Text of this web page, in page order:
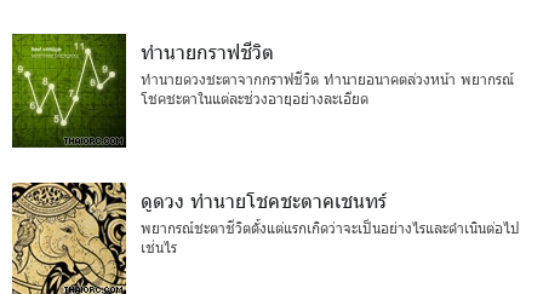
ทำนายกราฟชีวิต
ทำนายดวงชะตาจากกราฟชีวิต ทำนายอนาคตล่วงหน้า พยากรณ์
โชคชะตาในแต่ละช่วงอายุอย่างละเอียด
ดูดวง ทำนายโชคชะตาคเชนทร์
พยากรณ์ชะตาชีวิตตั้งแต่แรกเกิดว่าจะเป็นอย่างไรและดำเนินต่อไป
เช่นไร